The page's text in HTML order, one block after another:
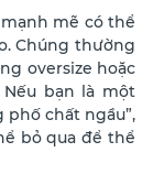
mẽ có thể
Chúng thường
oversize hoặc
bạn là một
chất ngầu”,
bỏ qua để thể